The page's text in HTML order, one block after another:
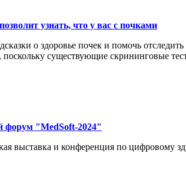
узнать, что у вас с почками
о здоровье почек и помочь
существующие скрининговые
форум "MedSoft-2024"
выставка и конференция по цифровому